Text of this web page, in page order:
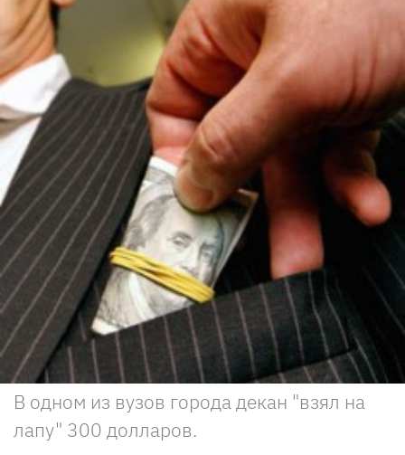
В одном из вузов города декан "взял на
лапу" 300 долларов.